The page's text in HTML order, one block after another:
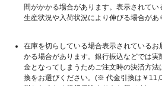
間がかかる場合があります。表示されてい
生産状況や入荷状況により伸びる場合があ
在庫を切らしている場合表示されている
かる場合があります。銀行振込などでは実
金となってしまうためご注文時の決済方法
換をお選びください。(※ 代金引換は￥